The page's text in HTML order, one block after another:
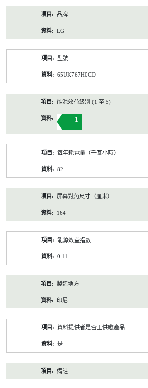
品牌
LG
型號
65UK767H0CD
能源效益級別 (1 至 5)
1
每年耗電量（千瓦小時）
82
屏幕對角尺寸（厘米）
164
能源效益指數
0.11
製造地方
印尼
資料提供者是否正供應產品
是
備註